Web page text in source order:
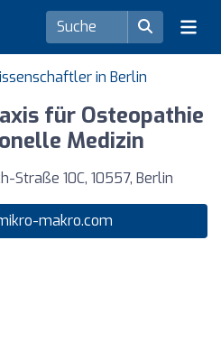
in Berlin
für Osteopathie
Medizin
Straße 10C, 10557, Berlin
makro.com